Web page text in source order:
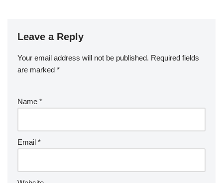
Leave a Reply
Your email address will not be published. Required fields
are marked *
Name *
Email *